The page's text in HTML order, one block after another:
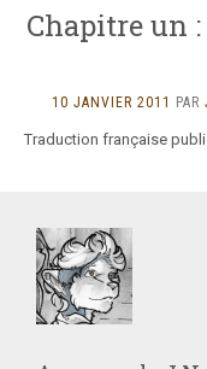
Chapitre un
10 JANVIER 2011 PAR
Traduction française